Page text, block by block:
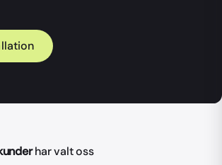
har valt oss